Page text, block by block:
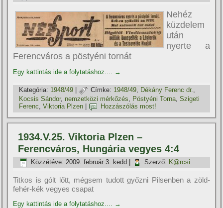
Nehéz
küzdelem
után
nyerte a
Ferencváros a pöstyéni tornát
Egy kattintás ide a folytatáshoz.... →
Kategória: 1948/49 Címke: 1948/49 Dékány Ferenc dr.
Kocsis Sándor, nemzetközi mérkőzés Pöstyéni Torna ,Szigeti
Ferenc ,Viktoria Plzen Hozzászólás most!
1934.V.25. Viktoria Plzen –
Ferencváros, Hungária vegyes 4:4
Közzétéve: 2009. február 3. kedd Szerző: K@rcsi
Titkos is gólt lőtt, mégsem tudott győzni Pilsenben a zöld-
fehér-kék vegyes csapat
Egy kattintás ide a folytatáshoz.... →